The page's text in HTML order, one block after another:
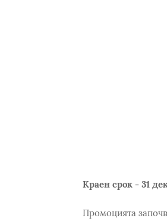
Краен срок - 31
Промоцията